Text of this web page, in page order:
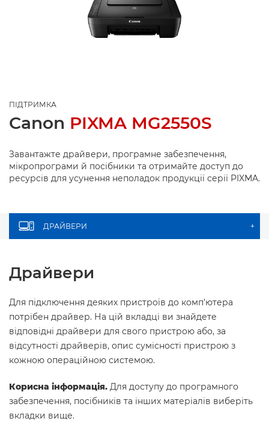
ПІДТРИМКА
Canon PIXMA MG2550S
Завантажте драйвери, програмне забезпечення,
мікропрограми й посібники та отримайте доступ до
ресурсів для усунення неполадок продукції серії PIXMA.
ДРАЙВЕРИ +
Драйвери
Для підключення деяких пристроїв до комп’ютера
потрібен драйвер. На цій вкладці ви знайдете
відповідні драйвери для свого пристрою або, за
відсутності драйверів, опис сумісності пристрою з
кожною операційною системою.
Корисна інформація. Для доступу до програмного
забезпечення, посібників та інших матеріалів виберіть
вкладки вище.